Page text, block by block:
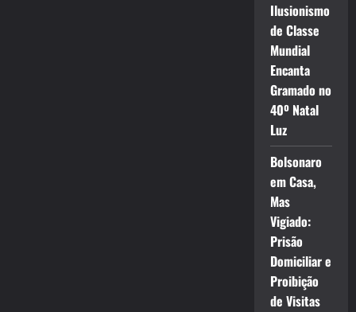
Ilusionismo
de Classe
Mundial
Encanta
Gramado no
40º Natal
Luz
Bolsonaro
em Casa,
Mas
Vigiado:
Prisão
Domiciliar e
Proibição
de Visitas